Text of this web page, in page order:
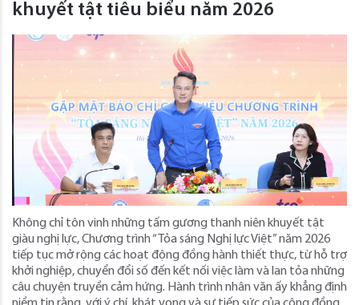
khuyết tật tiêu biểu năm 2026
Không chỉ tôn vinh những tấm gương thanh niên khuyết tật
giàu nghị lực, Chương trình “Tỏa sáng Nghị lực Việt” năm 2026
tiếp tục mở rộng các hoạt động đồng hành thiết thực, từ hỗ trợ
khởi nghiệp, chuyển đổi số đến kết nối việc làm và lan tỏa những
câu chuyện truyền cảm hứng. Hành trình nhân văn ấy khẳng định